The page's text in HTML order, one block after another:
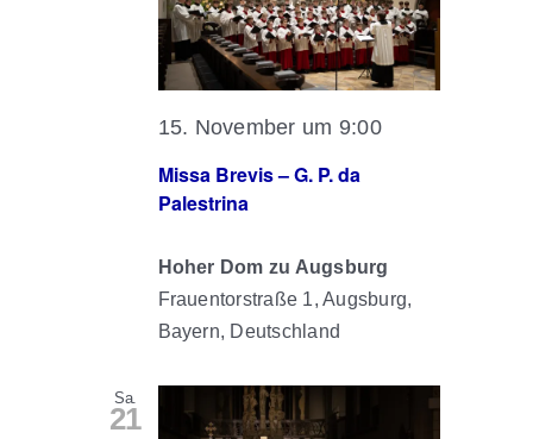
Missa Brevis – G. P. da
Palestrina
15. November um 9:00
Hoher Dom zu Augsburg
Frauentorstraße 1, Augsburg,
Bayern, Deutschland
Sa.
21